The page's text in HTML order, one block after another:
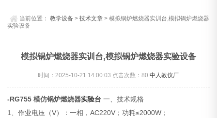
当前位置：教学设备 >技术文章 > 模拟锅炉燃烧器实训台,模拟锅炉燃烧器
实验设备
模拟锅炉燃烧器实训台,模拟锅炉燃烧器实验设备
时间：2025-10-21 14:00:03 点击次数：80中人教仪厂
-RG755 模仿锅炉燃烧器实验台 一、技术规格
1、作业电压（V）：一相，AC220V；功耗≤2000W；